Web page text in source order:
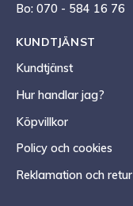
Bo: 070 - 584 16 76
KUNDTJÄNST
Kundtjänst
Hur handlar jag?
Köpvillkor
Policy och cookies
Reklamation och retur